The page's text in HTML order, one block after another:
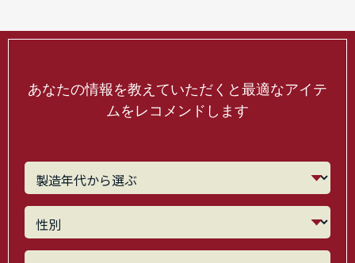
あなたの情報を教えていただくと最適なアイテ
ムをレコメンドします